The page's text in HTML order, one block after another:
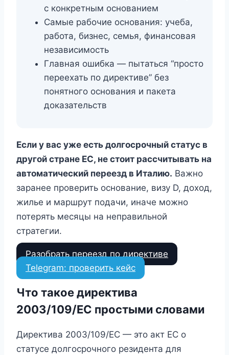
с конкретным основанием
Самые рабочие основания: учеба,
работа, бизнес, семья, финансовая
независимость
Главная ошибка — пытаться “просто
переехать по директиве” без
понятного основания и пакета
доказательств
Если у вас уже есть долгосрочный статус в
другой стране ЕС, не стоит рассчитывать на
автоматический переезд в Италию. Важно
заранее проверить основание, визу D, доход,
жилье и маршрут подачи, иначе можно
потерять месяцы на неправильной
стратегии.
Разобрать переезд по директиве
Telegram: проверить кейс
Что такое директива
2003/109/EC простыми словами
Директива 2003/109/EC — это акт ЕС о
статусе долгосрочного резидента для